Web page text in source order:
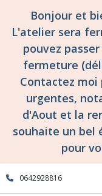
Bonjour et
L'atelier sera
pouvez
fermeture
Contactez moi
urgentes,
d'Aout et la
souhaite un bel
pour
0642928816